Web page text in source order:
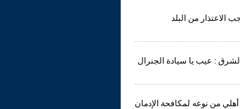
الاعتذار من البلد
: عيب يا سيادة الجنرال
من نوعه لمكافحة الإدمان